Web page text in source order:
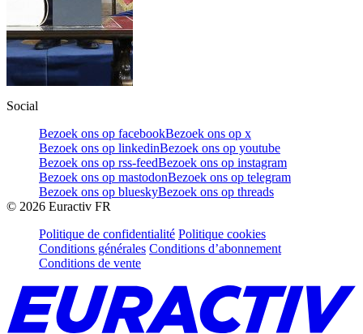
Social
Bezoek ons op facebookBezoek ons op x
Bezoek ons op linkedinBezoek ons op youtube
Bezoek ons op rss-feedBezoek ons op instagram
Bezoek ons op mastodonBezoek ons op telegram
Bezoek ons op blueskyBezoek ons op threads
© 2026 Euractiv FR
Politique de confidentialité Politique cookies
Conditions générales Conditions d’abonnement
Conditions de vente